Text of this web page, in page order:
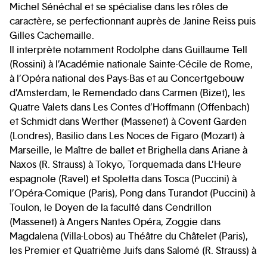
Michel Sénéchal et se spécialise dans les rôles de
caractère, se perfectionnant auprès de Janine Reiss puis
Gilles Cachemaille.
Il interprète notamment Rodolphe dans Guillaume Tell
(Rossini) à l’Académie nationale Sainte-Cécile de Rome,
à l’Opéra national des Pays-Bas et au Concertgebouw
d’Amsterdam, le Remendado dans Carmen (Bizet), les
Quatre Valets dans Les Contes d’Hoffmann (Offenbach)
et Schmidt dans Werther (Massenet) à Covent Garden
(Londres), Basilio dans Les Noces de Figaro (Mozart) à
Marseille, le Maître de ballet et Brighella dans Ariane à
Naxos (R. Strauss) à Tokyo, Torquemada dans L’Heure
espagnole (Ravel) et Spoletta dans Tosca (Puccini) à
l’Opéra-Comique (Paris), Pong dans Turandot (Puccini) à
Toulon, le Doyen de la faculté dans Cendrillon
(Massenet) à Angers Nantes Opéra, Zoggie dans
Magdalena (Villa-Lobos) au Théâtre du Châtelet (Paris),
les Premier et Quatrième Juifs dans Salomé (R. Strauss) à